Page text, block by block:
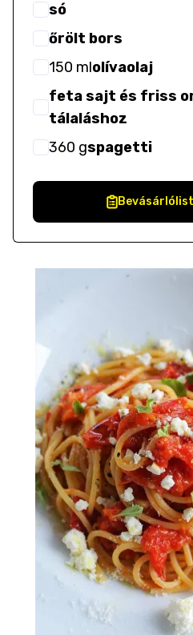
só
őrölt bors
150 mlolívaolaj
feta sajt és friss
tálaláshoz
360 gspagetti